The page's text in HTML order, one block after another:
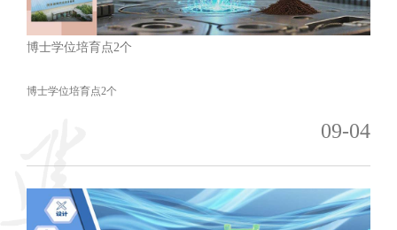
博士学位培育点2个
博士学位培育点2个
09-04